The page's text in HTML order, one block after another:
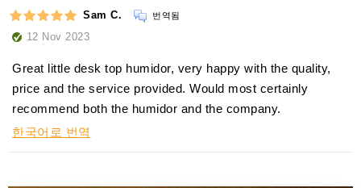
Sam C. 번역됨
12 Nov 2023
Great little desk top humidor, very happy with the quality,
price and the service provided. Would most certainly
recommend both the humidor and the company.
한국어로 번역